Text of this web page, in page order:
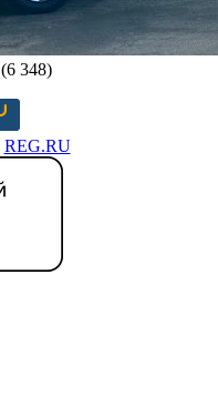
(6 348)
REG.RU